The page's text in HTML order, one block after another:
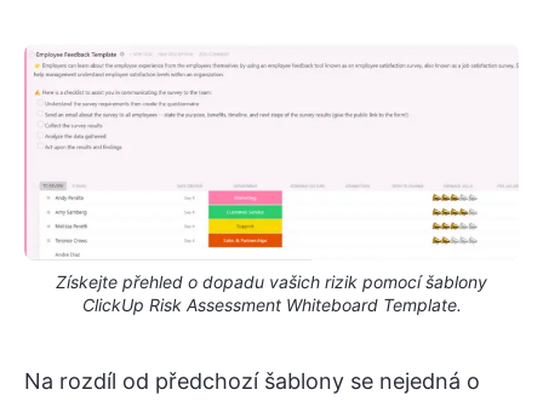
Získejte přehled o dopadu vašich rizik pomocí šablony
ClickUp Risk Assessment Whiteboard Template.
Na rozdíl od předchozí šablony se nejedná o